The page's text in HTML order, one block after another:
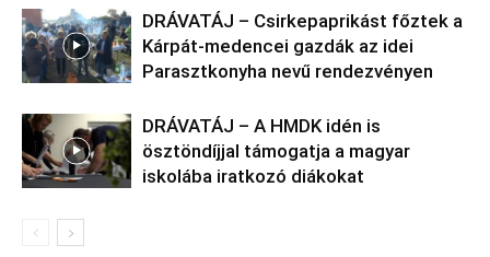
DRÁVATÁJ – Csirkepaprikást főztek a
Kárpát-medencei gazdák az idei
Parasztkonyha nevű rendezvényen
DRÁVATÁJ – A HMDK idén is
ösztöndíjjal támogatja a magyar
iskolába iratkozó diákokat